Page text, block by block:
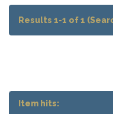
Results 1-1 of 1
Item hits: